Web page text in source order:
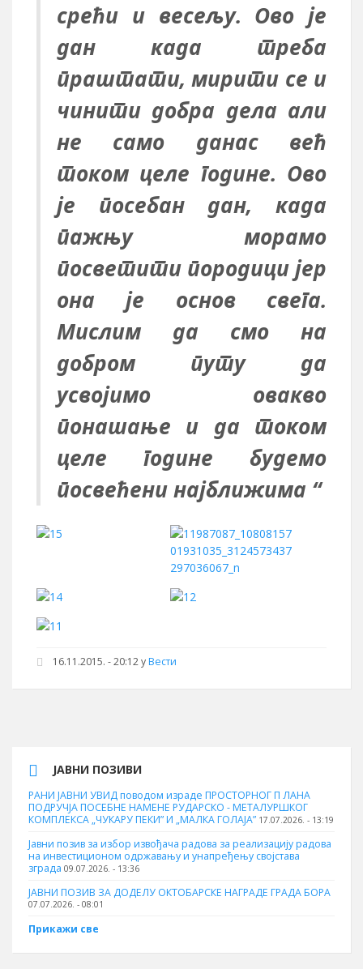
срећи и весељу. Ово је
дан када треба
праштати, мирити се и
чинити добра дела али
не само данас већ
током целе године. Ово
је посебан дан, када
пажњу морамо
посветити породици јер
она је основ свега.
Мислим да смо на
добром путу да
усвојимо овакво
понашање и да током
целе године будемо
посвећени најближима “
16.11.2015. - 20:12уВести
ЈАВНИ ПОЗИВИ
РАНИ ЈАВНИ УВИД поводом израде ПРОСТОРНОГ П ЛАНА
ПОДРУЧЈА ПОСЕБНЕ НАМЕНЕ РУДАРСКО - МЕТАЛУРШКОГ
КОМПЛЕКСА „ЧУКАРУ ПЕКИ” И „МАЛКА ГОЛАЈА” 17.07.2026. - 13:19
Јавни позив за избор извођача радова за реализацију радова
на инвестиционом одржавању и унапређењу својстава
зграда 09.07.2026. - 13:36
ЈАВНИ ПОЗИВ ЗА ДОДЕЛУ ОКТOБАРСКЕ НАГРАДЕ ГРАДА БОРА
07.07.2026. - 08:01
Прикажи све